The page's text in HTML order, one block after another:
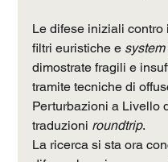
Le difese iniziali contro
filtri euristiche e
dimostrate fragili e
tramite tecniche di
Perturbazioni a Livello
traduzioni roundtrip.
La ricerca si sta ora